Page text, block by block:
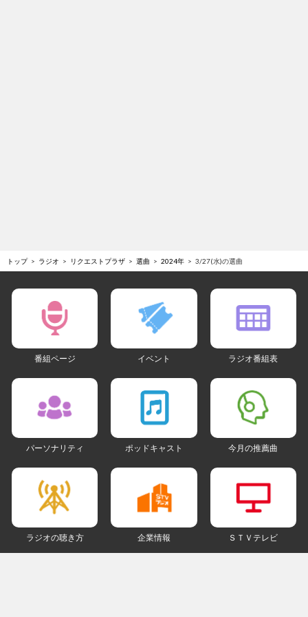
トップ ラジオ リクエストプラザ 選曲 2024年 3/27(水)の選曲
番組ページ イベント ラジオ番組表
パーソナリティ ポッドキャスト 今月の推薦曲
ラジオの聴き方 企業情報 ＳＴＶテレビ